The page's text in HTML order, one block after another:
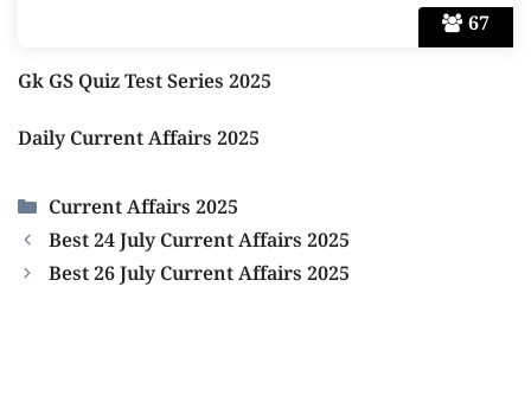
67
Gk GS Quiz Test Series 2025
Daily Current Affairs 2025
Categories
Current Affairs 2025
Best 24 July Current Affairs 2025
Best 26 July Current Affairs 2025